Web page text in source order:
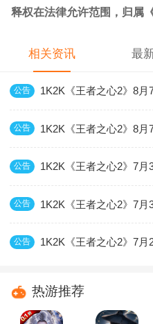
释权在法律允许范围，归属
相关资讯 最
公告 1K2K《王者之心2》8月
公告 1K2K《王者之心2》8月
公告 1K2K《王者之心2》7月
公告 1K2K《王者之心2》7月
公告 1K2K《王者之心2》7月
热游推荐